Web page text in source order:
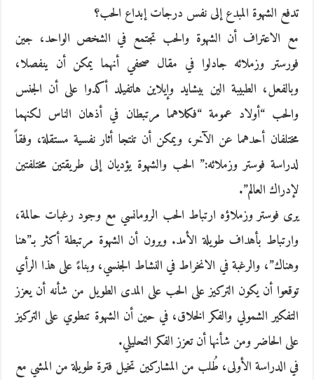
تدفع الشهوة المبدع إلى نفس درجات إبداع الحب؟
مع الاعتراف أن الشهوة والحب تجتمع في الشخص الواحد، جين
فورستر وزملائه جادلوا في مقال صحفي أنهما يمكن أن ينفصلا،
وبالفعل، الطبيبة الين بيشايد وإيلاين هاتفيلد أكدوا على أن الجنس
والحب “أولاد عمومة “فكلاهما مرتبطان في أذهان الناس لكنهما
مختلفان أحدهما عن الآخر، ويمكن أن تنتجا أثار نفسية مستقلة، وفقاً
لدراسة فوستر وزملائه:” الحب والشهوة يؤديان إلى طريقتين مختلفتين
لإدراك العالم”.
يرى فوستر وزملاؤه ارتباط الحب الرومانسي مع وجود رغبات حالمة،
وارتباط بأهداف طويلة الأمد. ويرون أن الشهوة مرتبطة أكثر بـ”هنا
وهناك”، والرغبة في الانخراط في النشاط الجنسي، وبناءً على هذا الرأي
توقعوا أن يكون التركيز على الحب على المدى الطويل من شأنه أن يعزز
التفكير الشمولي والفكر الخلاق، في حين أن الشهوة تنطوي على التركيز
على الحاضر ومن شأنها أن تعزز الفكر التحليلي.
في الدراسة الأولى، طُلب من المشاركين تخيل فترة طويلة من المشي مع